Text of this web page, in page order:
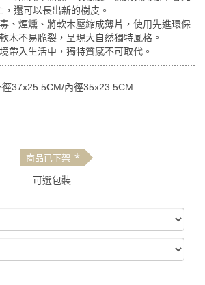
，還可以長出新的樹皮。
、煙燻、將軟木壓縮成薄片，使用先進環保
木不易脆裂，呈現大自然獨特風格。
帶入生活中，獨特質感不可取代。
徑37x25.5CM/內徑35x23.5CM
商品已下架 *
可選包裝